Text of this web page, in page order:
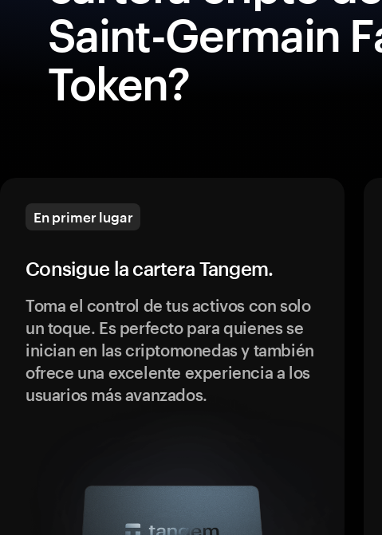
Saint-Germain
Token?
En primer lugar
Consigue la cartera Tangem.
Toma el control de tus activos con solo
un toque. Es perfecto para quienes se
inician en las criptomonedas y también
ofrece una excelente experiencia a los
usuarios más avanzados.